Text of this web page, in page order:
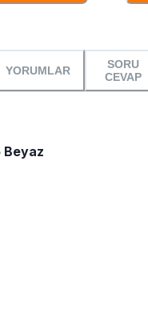
YORUMLAR
SORU
CEVAP
Beyaz